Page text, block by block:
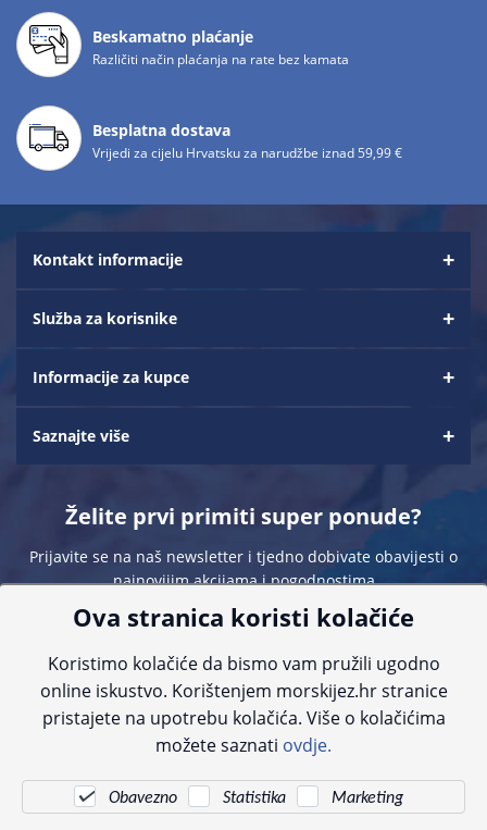
Beskamatno plaćanje
Različiti način plaćanja na rate bez kamata
Besplatna dostava
Vrijedi za cijelu Hrvatsku za narudžbe iznad 59,99 €
Kontakt informacije
Služba za korisnike
Informacije za kupce
Saznajte više
Želite prvi primiti super ponude?
Prijavite se na naš newsletter i tjedno dobivate obavijesti o
najnovijim akcijama i pogodnostima
Sve navedene cijene sadrže PDV. Pokušavamo osigurati što preciznije
informacije, ali zbog tehnoloških ograničenja ne možemo garantirati potpunu
kontaktirajte nas putem telefona:+385 23 231 761ili e-maila:info@morskijez.hr
Ova stranica koristi kolačiće
Koristimo kolačiće da bismo vam pružili ugodno
online iskustvo. Korištenjem morskijez.hr stranice
pristajete na upotrebu kolačića. Više o kolačićima
možete saznati ovdje.
Obavezno Statistika Marketing